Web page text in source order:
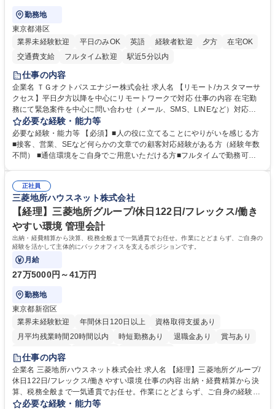
勤務地
東京都港区
業界未経験歓迎
平日のみOK 英語 経験者歓迎 夕方
在宅OK
交通費支給
フルタイム歓迎 駅近5分以内
仕事の内容
企業名 ＴＧオクトパスエナジー株式会社 求人名 【リモート/カスタマーサ
クセス】平日夕方以降を中心にリモートワークで対応 仕事の内容 在宅勤
務にて緊急案件を中心に問い合わせ（メール、SMS、LINEなど）対応、
契約開始手続き処理などを行なっていただきます。カスタマーサクセス
（Digiops：デジオプス）と運用構築の業務となります。 ■お問い合わせ
対応業務全般（システム入力、契約手続き含む） ■デジタルコミュニケー
ションツール（メール、SMS、LINE等）を使用 ■お客様のニーズに応じた
添ってサービス提供できることが魅力 募集職種 【リモート/カスタマーサ
クセス】平日夕方以降を中心にリモートワークで対応
必要な経験・能力等
必要な経験・能力等 【必須】■人の役に立てることにやりがいを感じる方
■接客、営業、SEなど何らかの文章での顧客対応経験がある方（経験年数
不問） ■通信環境をご自身でご用意いただける方■フルタイムで勤務可能
境に貢献したい■改善提案や改善アクション等新しいことに意欲がある方
【英語（語学力）】■翻訳ツールを用い英語でコミュニケーションをとる
ことに抵抗がない方■英語は話せなくても問題はありませんが、英語が話
せますと、よりチャンスが広がります。※日本語がネイティブレベル必須
学歴・資格 学歴：大学院 大学 高専 短大 専修学校 高校 語学力： 資格：
正社員
三菱地所ハウスネット株式会社
【経理】三菱地所グループ/休日122日/フレックス/働き
やすい環境 管理会計
出納・経費精算から決算、税務全般まで一気通貫でお任せ。作業にとどまらず、ご自身の
経験を活かして主体的にバックオフィスを支えるポジションです。
月給
27万5000円～41万円
勤務地
東京都新宿区
業界未経験歓迎
年間休日120日以上
資格取得支援あり
月平均残業時間20時間以内
時短勤務あり 退職金あり
賞与あり
完全週休2日制
仕事の内容
企業名 三菱地所ハウスネット株式会社 求人名 【経理】三菱地所グループ/
休日122日/フレックス/働きやすい環境 仕事の内容 出納・経費精算から決
算、税務全般まで一気通貫でお任せ。作業にとどまらず、ご自身の経験を
活かして主体的にバックオフィスを支えるポジションです。 経理業務全般
必要な経験・能力等